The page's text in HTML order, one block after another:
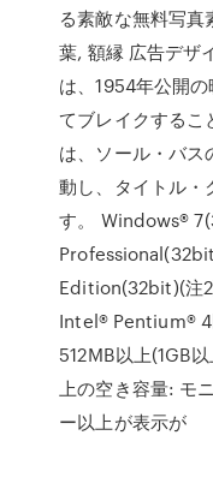
る素敵な無料写真
葉, 額縁 広告デザ
は、1954年公開
てブレイクするこ
は、ソール・バス
動し、タイトル・
す。 Windows®
Edition(32bit)(注
Intel® Pentium® 4
512MB以上(1GB
上の空き容量: モ
ー以上が表示が